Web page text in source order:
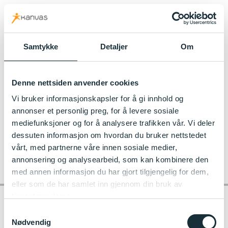
Samtykke Detaljer Om
Denne nettsiden anvender cookies
Vi bruker informasjonskapsler for å gi innhold og
annonser et personlig preg, for å levere sosiale
mediefunksjoner og for å analysere trafikken vår. Vi deler
dessuten informasjon om hvordan du bruker nettstedet
vårt, med partnerne våre innen sosiale medier,
annonsering og analysearbeid, som kan kombinere den
med annen informasjon du har gjort tilgjengelig for dem,
eller som de har samlet inn gjennom din bruk av
Nødvendig
kanvas.no
Infojanuar2022
Infojanuar2022